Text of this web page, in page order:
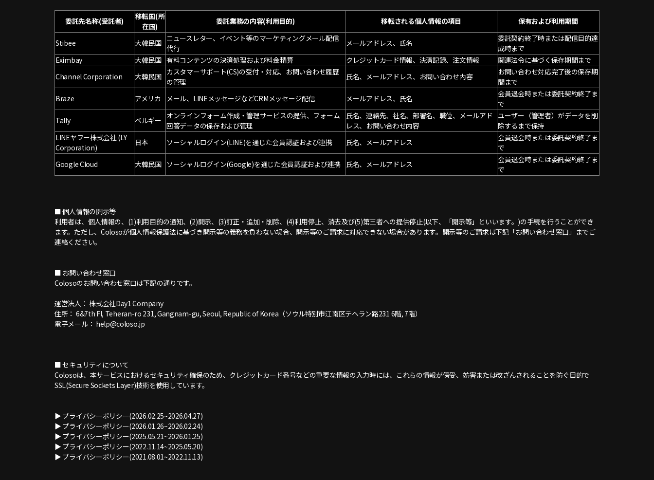
委託先名称(受託者)
移転国(所
在国)
委託業務の内容(利用目的) 移転される個人情報の項目 保有および利用期間
Stibee 大韓民国 ニュースレター、イベント等のマーケティングメール配信
代行
メールアドレス、氏名
委託契約終了時または配信目的達
成時まで
Eximbay
大韓民国 有料コンテンツの決済処理および料金精算 クレジットカード情報、決済記録、注文情報
関連法令に基づく保存期間まで
Channel Corporation
大韓民国 カスタマーサポート(CS)の受付・対応、お問い合わせ履歴
の管理
氏名、メールアドレス、お問い合わせ内容
お問い合わせ対応完了後の保存期
間まで
Braze
アメリカ メール、LINEメッセージなどCRMメッセージ配信 メールアドレス、氏名
会員退会時または委託契約終了ま
で
Tally
ベルギー オンラインフォーム作成・管理サービスの提供、フォーム
回答データの保存および管理
氏名、連絡先、社名、部署名、職位、メールアド
レス、お問い合わせ内容
ユーザー（管理者）がデータを削
除するまで保持
LINEヤフー株式会社 (LY
Corporation)
日本 ソーシャルログイン(LINE)を通じた会員認証および連携 氏名、メールアドレス
会員退会時または委託契約終了ま
で
Google Cloud
大韓民国 ソーシャルログイン(Google)を通じた会員認証および連携 氏名、メールアドレス
会員退会時または委託契約終了ま
で
■ 個人情報の開示等
利用者は、個人情報の、(1)利用目的の通知、(2)開示、(3)訂正・追加・削除、(4)利用停止、消去及び(5)第三者への提供停止(以下、「開示等」といいます。)の手続を行うことができ
ます。ただし、Colosoが個人情報保護法に基づき開示等の義務を負わない場合、開示等のご請求に対応できない場合があります。開示等のご請求は下記「お問い合わせ窓口」までご
連絡ください。
■ お問い合わせ窓口
Colosoのお問い合わせ窓口は下記の通りです。
運営法人： 株式会社Day1 Company
住所： 6&7th Fl, Teheran-ro 231, Gangnam-gu, Seoul, Republic of Korea（ソウル特別市江南区テヘラン路231 6階, 7階）
電子メール： help@coloso.jp
■ セキュリティについて
Colosoは、本サービスにおけるセキュリティ確保のため、クレジットカード番号などの重要な情報の入力時には、これらの情報が傍受、妨害または改ざんされることを防ぐ目的で
SSL(Secure Sockets Layer)技術を使用しています。
▶ プライバシーポリシー(2026.02.25~2026.04.27)
▶ プライバシーポリシー(2026.01.26~2026.02.24)
▶ プライバシーポリシー(2025.05.21~2026.01.25)
▶ プライバシーポリシー(2022.11.14~2025.05.20)
▶ プライバシーポリシー(2021.08.01~2022.11.13)